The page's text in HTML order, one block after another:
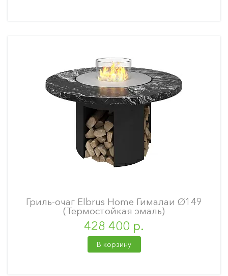
Гриль-очаг Elbrus Home Гималаи Ø149
(Термостойкая эмаль)
428 400 р.
В корзину